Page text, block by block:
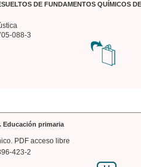
DE FUNDAMENTOS QUÍMICOS
088-3
Educación primaria
PDF acceso libre
423-2